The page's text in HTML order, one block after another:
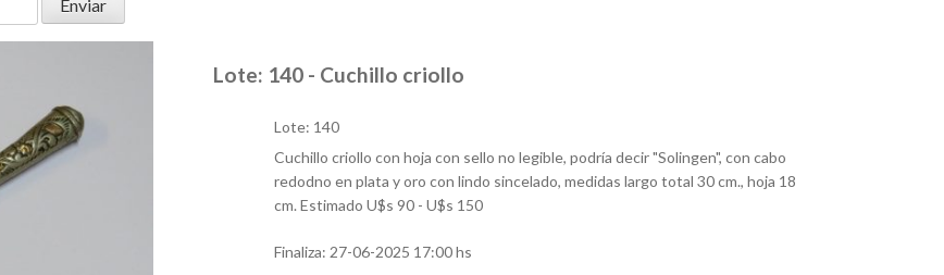
Lote: 140 - Cuchillo criollo
Lote: 140
Cuchillo criollo con hoja con sello no legible, podría decir "Solingen", con cabo
redodno en plata y oro con lindo sincelado, medidas largo total 30 cm., hoja 18
cm. Estimado U$s 90 - U$s 150
Finaliza: 27-06-2025 17:00 hs